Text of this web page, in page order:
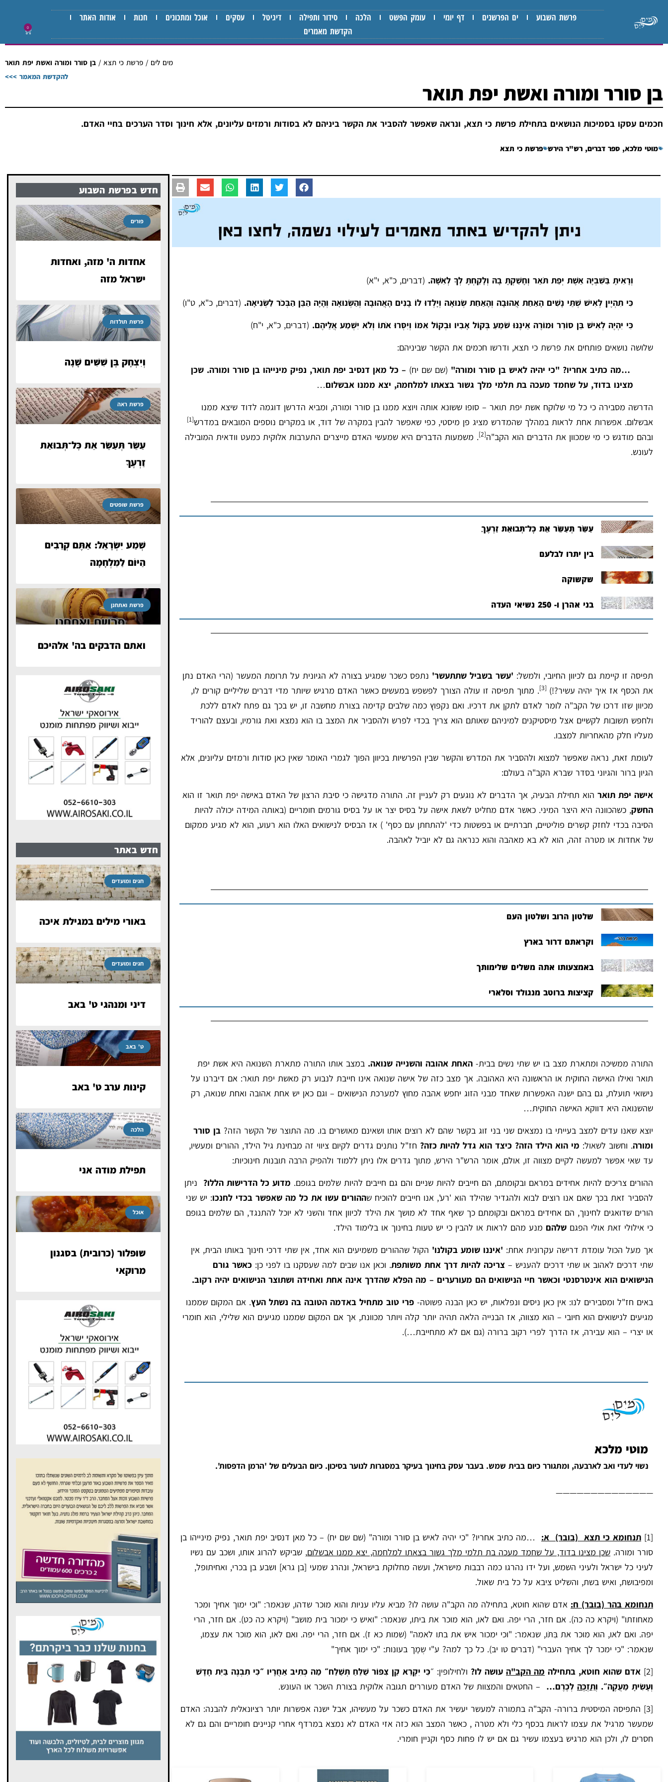
פרשת השבוע ים הפרשנים דף יומי עומק הפשט הלכה סידור ותפילה דיגיטל עסקים אוכל ומתכונים חנות
אודות האתר
הקדשת מאמרים
0
מים לים / פרשת כי תצא / בן סורר ומורה ואשת יפת תואר
להקדשת המאמר >>>
בן סורר ומורה ואשת יפת תואר
חכמים עסקו בסמיכות הנושאים בתחילת פרשת כי תצא, ונראה שאפשר להסביר את הקשר ביניהם לא בסודות ורמזים עליונים, אלא חינוך וסדר הערכים בחיי האדם.
מוטי מלכא, ספר דברים, רש"ר הירש פרשת כי תצא
וְרָאִיתָ בַּשִּׁבְיָה אֵשֶׁת יְפַת תֹּאַר וְחָשַׁקְתָּ בָהּ וְלָקַחְתָּ לְךָ לְאִשָּׁה. (דברים, כ"א, י"א)
כִּי תִהְיֶיןָ לְאִישׁ שְׁתֵּי נָשִׁים הָאַחַת אֲהוּבָה וְהָאַחַת שְׂנוּאָה וְיָלְדוּ לוֹ בָנִים הָאֲהוּבָה וְהַשְּׂנוּאָה וְהָיָה הַבֵּן הַבְּכֹר לַשְּׂנִיאָה. (דברים, כ"א, ט"ו)
כִּי יִהְיֶה לְאִישׁ בֵּן סוֹרֵר וּמוֹרֶה אֵינֶנּוּ שֹׁמֵעַ בְּקוֹל אָבִיו וּבְקוֹל אִמּוֹ וְיִסְּרוּ אֹתוֹ וְלֹא יִשְׁמַע אֲלֵיהֶם. (דברים, כ"א, י"ח)
שלושה נושאים פותחים את פרשת כי תצא, ודרשו חכמים את הקשר שביניהם:
…מה כתיב אחריו? "כי יהיה לאיש בן סורר ומורה" (שם שם יח) – כל מאן דנסיב יפת תואר, נפיק מינייהו בן סורר ומורה. שכן
מצינו בדוד, על שחמד מעכה בת תלמי מלך גשור בצאתו למלחמה, יצא ממנו אבשלום…
הדרשה מסבירה כי כל מי שלוקח אשת יפת תואר – סופו ששונא אותה ויוצא ממנו בן סורר ומורה, ומביא הדרשן דוגמה לדוד שיצא ממנו
אבשלום. אפשרות אחת לראות במהלך שהמדרש מציג פן מיסטי, כפי שאפשר להבין במקרה של דוד, או במקרים נוספים המובאים במדרש[1]
ובהם מודגש כי מי שמכוון את הדברים הוא הקב"ה[2]
. משמעות הדברים היא שמעשי האדם מייצרים התערבות אלוקית כמעט וודאית המובילה
לעונש.
עַשֵּׂר תְּעַשֵּׂר אֵת כׇּל־תְּבוּאַת זַרְעֶךָ
בין יתרו לבלעם
שקשוקה
בני אהרן ו- 250 נשיאי העדה
תפיסה זו קיימת גם לכיוון החיובי, ולמשל: 'עשר בשביל שתתעשר' נתפס כשכר שמגיע בצורה לא הגיונית על תרומת המעשר (הרי האדם נתן
את הכסף אז איך יהיה עשיר?!) [3]
. מתוך תפיסה זו עולה הצורך לפשפש במעשים כאשר האדם מרגיש שיותר מדי דברים שליליים קורים לו,
מכיוון שזו דרכו של הקב"ה לומר לאדם לתקן את דרכיו. ואם נקפוץ כמה שלבים קדימה בצורת מחשבה זו, יש בכך גם פתח לאדם ללכת
ולחפש תשובות לקשיים אצל מיסטיקנים למיניהם שאותם הוא צריך בכדי לפרש ולהסביר את המצב בו הוא נמצא ואת גורמיו, ובעצם להוריד
מעליו חלק מהאחריות למצבו.
לעומת זאת, נראה שאפשר למצוא ולהסביר את המדרש והקשר שבין הפרשיות בכיוון הפוך לגמרי האומר שאין כאן סודות ורמזים עליונים, אלא
הגיון ברור והגיוני בסדר שברא הקב"ה בעולם:
אישה יפת תואר הוא תחילת הבעיה, אך הדברים לא נוגעים רק לעניין זה. התורה מדגישה כי סיבת הרצון של האדם באישה יפת תואר זו הוא
החשק, כשהכוונה היא היצר המיני. כאשר אדם מחליט לשאת אישה על בסיס יצר או על בסיס גורמים חומריים (באותה המידה יכולה להיות
הסיבה בכדי לחזק קשרים פוליטיים, חברתיים או בפשטות כדי 'להתחתן עם כסף' ) אז הבסיס לנישואים האלו הוא רעוע, הוא לא מגיע ממקום
של אחדות או מטרה זהה, הוא לא בא מאהבה והוא כנראה גם לא יוביל לאהבה.
שלטון הרוב ושלטון העם
וקראתם דרור בארץ
באמצעותו אתה משלים שלימותך
קציצות ברוטב מנגולד וסלארי
התורה ממשיכה ומתארת מצב בו יש שתי נשים בבית- האחת אהובה והשנייה שנואה. במצב אותו התורה מתארת השנואה היא אשת יפת
תואר ואילו האישה החוקית או הראשונה היא האהובה. אך מצב כזה של אישה שנואה אינו חייבת לנבוע רק מאשת יפת תואר: אם דיברנו על
נישואי תועלת, גם בהם ישנה האפשרות שאחד מבני הזוג יחפש אהבה מחוץ למערכת הנישואים – וגם כאן יש אחת אהובה ואחת שנואה, רק
שהשנואה היא דווקא האישה החוקית…
יוצא שאנו עדים למצב בעייתי בו נמצאים שני בני זוג בקשר שהם לא רוצים אותו ושאינם מאושרים בו. מה התוצר של הקשר הזה? בן סורר
ומורה. וחשוב לשאול: מי הוא הילד הזה? כיצד הוא גדל להיות כזה? חז"ל נותנים גדרים לקיום ציווי זה מבחינת גיל הילד, ההורים ומעשיו,
עד שאי אפשר למעשה לקיים מצווה זו, אולם, אומר הרש"ר הירש, מתוך גדרים אלו ניתן ללמוד ולהפיק הרבה תובנות חינוכיות:
ההורים צריכים להיות אחידים במראם ובקומתם, הם חייבים להיות שניים והם גם חייבים להיות שלמים בגופם. מדוע כל הדרישות הללו? ניתן
להסביר זאת בכך שאם אנו רוצים לבוא ולהגדיר שהילד הוא 'רע', אנו חייבים להוכיח שההורים עשו את כל מה שאפשר בכדי לחנכו: יש שני
הורים שדואגים לחינוך, הם אחידים במראם ובקומתם כך שאף אחד לא מושך את הילד לכיוון אחד והשני לא יוכל להתנגד, הם שלמים בגופם
כי אילולי זאת אולי הפגם שלהם מנע מהם לראות או להבין כי יש טעות בחינוך או בלימוד הילד.
אך מעל הכול עומדת דרישה עקרונית אחת: 'איננו שומע בקולנו' הקול שההורים משמיעים הוא אחד, אין שתי דרכי חינוך באותו הבית, אין
שתי דרכים לאהוב או שתי דרכים להעניש – צריכה להיות דרך אחת משותפת. וכאן אנו שבים למה שעסקנו בו לפני כן: כאשר גורם
הנישואים הוא אינטרסנטי וכאשר חיי הנישואים הם מעורערים – מה הפלא שהדרך אינה אחת ואחידה ושתוצר הנישואים יהיה רקוב.
באים חז"ל ומסבירים לנו: אין כאן ניסים ונפלאות, יש כאן הבנה פשוטה- פרי טוב מתחיל באדמה הטובה בה נשתל העץ. אם המקום שממנו
מגיעים לנישואים הוא חיובי – הוא מצווה, אז הבנייה הלאה תהיה יותר קלה ויותר מכוונת, אך אם המקום שממנו מגיעים הוא שלילי, הוא חומרי
או יצרי – הוא עבירה, אז הדרך לפרי רקוב ברורה (גם אם לא מתחייבת…).
מוטי מלכא
נשוי לעדי ואב לארבעה, ומתגורר כיום בבית שמש. בעבר עסק בחינוך בעיקר במסגרות לנוער בסיכון. כיום הבעלים של 'הרמן הדפסות'.
——————————————
[1] תנחומא כי תצא (בובר) א: …מה כתיב אחריו? "כי יהיה לאיש בן סורר ומורה" (שם שם יח) – כל מאן דנסיב יפת תואר, נפיק מינייהו בן
סורר ומורה. שכן מצינו בדוד, על שחמד מעכה בת תלמי מלך גשור בצאתו למלחמה, יצא ממנו אבשלום, שביקש להרוג אותו, ושכב עם נשיו
לעיני כל ישראל ולעיני השמש, ועל ידו נהרגו כמה רבבות מישראל, ועשה מחלוקת בישראל, ונהרג שמעי [בן גרא] ושבע בן בכרי, ואחיתופל,
ומפיבושת, ואיש בשת, והשליט ציבא על כל בית שאול.
תנחומא בהר (בובר) ח: אדם שהוא חוטא, בתחילה מה הקב"ה עושה לו? מביא עליו עניות והוא מוכר שדהו, שנאמר: "וכי ימוך אחיך ומכר
מאחוזתו" (ויקרא כה כה). אם חזר, הרי יפה. ואם לאו, הוא מוכר את ביתו, שנאמר: "ואיש כי ימכור בית מושב" (ויקרא כה כט). אם חזר, הרי
יפה. ואם לאו, הוא מוכר את בִּתֹּו, שנאמר: "וכי ימכור איש את בתו לאמה" (שמות כא ז). אם חזר, הרי יפה. ואם לאו, הוא מוכר את עצמו,
שנאמר: "כי ימכר לך אחיך העברי" (דברים טו יב). כל כך למה? ע"י שְמָך בעונות: "כי ימוך אחיך"
[2]
אדם שהוא חוטא, בתחילה מה הקב"ה עושה לו? ולחילופין: ״כִּי יִקָּרֵא קַן צִפּוֹר שַׁלֵּחַ תְּשַׁלַּח״ מַה כְּתִיב אַחֲרָיו ״כִּי תִבְנֶה בַּיִת חָדָשׁ
וְעָשִׂיתָ מַּעֲקֶה״. וְתִזְכֶּה לְכֶרֶם… – החטאים והמצוות של האדם מעוררים תגובה אלוקית בצורת השכר או העונש.
[3]
התפיסה המיסטית ברורה- הקב"ה בתמורה למעשר יעשיר את האדם כשכר על מעשיהו, אבל ישנה אפשרות יותר רציונאלית להבנה: האדם
שמעשר מרגיל את עצמו לראות בכסף כלי ולא מטרה , כאשר המצב הוא כזה אזי האדם לא נמצא במרדף אחרי קניינים חומריים והם גם לא
חסרים לו, ולכן הוא מרגיש בעצמו עשיר גם אם יש לו פחות כסף וקניין חומרי.
חדש בפרשת השבוע
פורים
אחדות ה' מזה, ואחדות
ישראל מזה
פרשת תולדות
וְיִצְחָק בֶּן שִׁשִּׁים שָׁנָה
פרשת ראה
עַשֵּׂר תְּעַשֵּׂר אֵת כׇּל־תְּבוּאַת
זַרְעֶךָ
פרשת שופטים
שְׁמַע יִשְׂרָאֵל: אַתֶּם קְרֵבִים
הַיּוֹם לַמִּלְחָמָה
פרשת ואתחנן
ואתם הדבקים בה' אלהיכם
חדש באתר
חגים ומועדים
באורי מילים במגילת איכה
חגים ומועדים
דיני ומנהגי ט' באב
ט' באב
קינות ערב ט' באב
הלכה
תפילת מודה אני
אוכל
שופלור (כרובית) בסגנון
מרוקאי